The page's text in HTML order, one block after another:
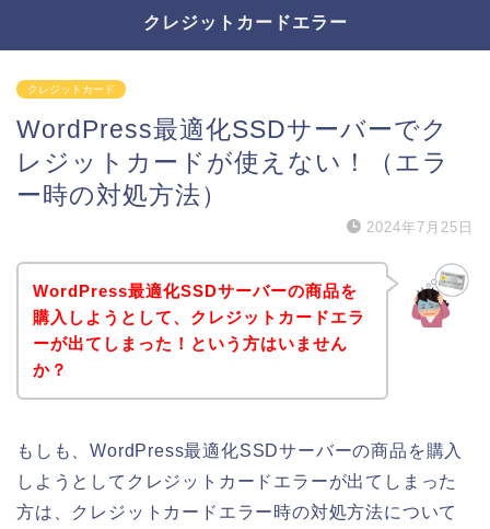
クレジットカードエラー
クレジットカード
WordPress最適化SSDサーバーでク
レジットカードが使えない！（エラ
ー時の対処方法）
2024年7月25日
WordPress最適化SSDサーバーの商品を
購入しようとして、クレジットカードエラ
ーが出てしまった！という方はいません
か？
もしも、WordPress最適化SSDサーバーの商品を購入
しようとしてクレジットカードエラーが出てしまった
方は、クレジットカードエラー時の対処方法について